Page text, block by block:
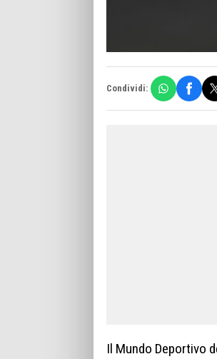
Condividi:
Il Mundo Deportivo